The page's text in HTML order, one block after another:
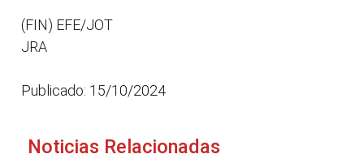
(FIN) EFE/JOT
JRA
Publicado: 15/10/2024
Noticias Relacionadas